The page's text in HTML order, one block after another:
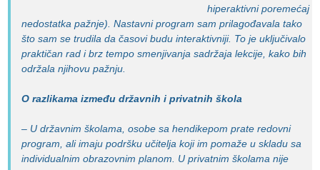
hiperaktivni poremećaj
nedostatka pažnje). Nastavni program sam prilagođavala tako
što sam se trudila da časovi budu interaktivniji. To je uključivalo
praktičan rad i brz tempo smenjivanja sadržaja lekcije, kako bih
održala njihovu pažnju.
O razlikama između državnih i privatnih škola
– U državnim školama, osobe sa hendikepom prate redovni
program, ali imaju podršku učitelja koji im pomaže u skladu sa
individualnim obrazovnim planom. U privatnim školama nije